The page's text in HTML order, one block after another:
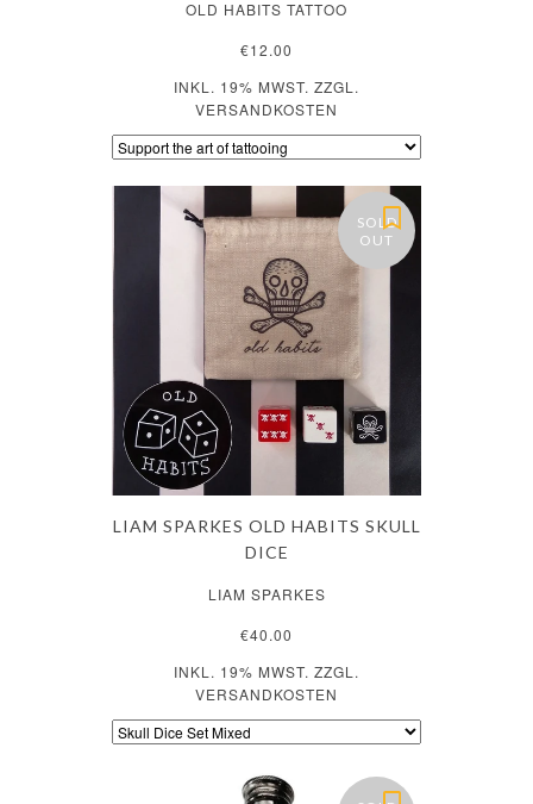
OLD HABITS TATTOO
€12.00
INKL. 19% MWST. ZZGL.
VERSANDKOSTEN
SOLD
OUT
LIAM SPARKES OLD HABITS SKULL
DICE
LIAM SPARKES
€40.00
INKL. 19% MWST. ZZGL.
VERSANDKOSTEN